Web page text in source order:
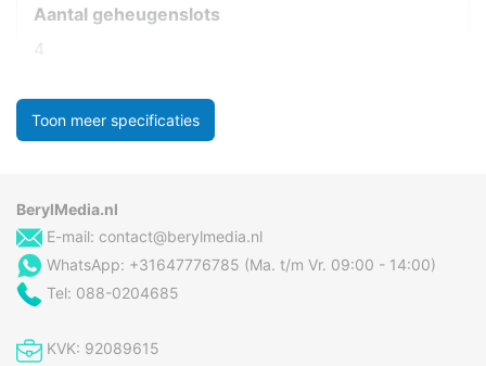
Aantal geheugenslots
4
Toon meer specificaties
BerylMedia.nl
E-mail: contact@berylmedia.nl
WhatsApp: +31647776785 (Ma. t/m Vr. 09:00 - 14:00)
Tel: 088-0204685
KVK: 92089615